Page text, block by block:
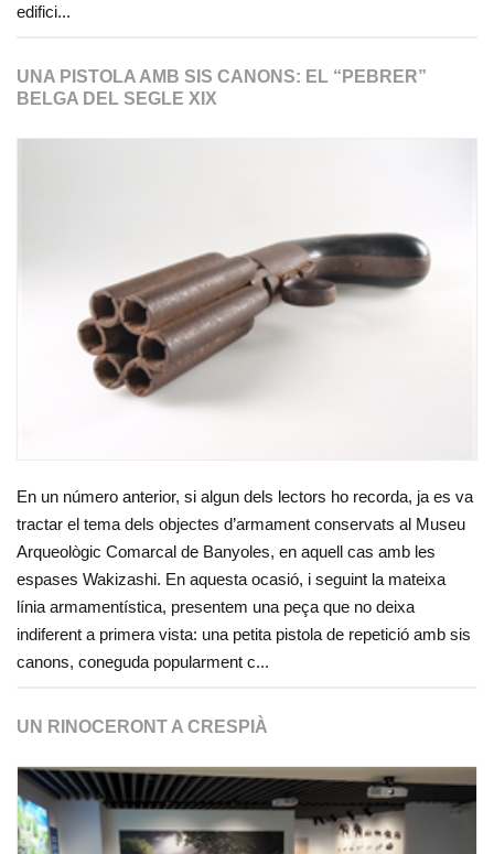
edifici...
UNA PISTOLA AMB SIS CANONS: EL “PEBRER”
BELGA DEL SEGLE XIX
En un número anterior, si algun dels lectors ho recorda, ja es va
tractar el tema dels objectes d’armament conservats al Museu
Arqueològic Comarcal de Banyoles, en aquell cas amb les
espases Wakizashi. En aquesta ocasió, i seguint la mateixa
línia armamentística, presentem una peça que no deixa
indiferent a primera vista: una petita pistola de repetició amb sis
canons, coneguda popularment c...
UN RINOCERONT A CRESPIÀ